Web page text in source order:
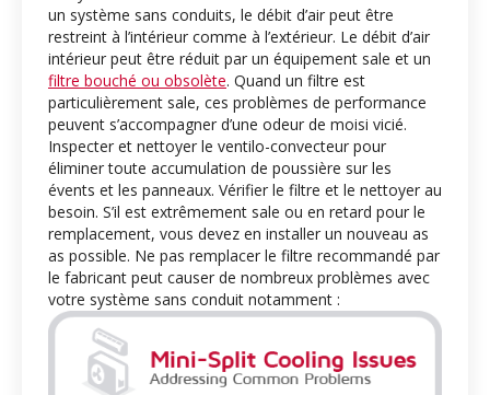
un système sans conduits, le débit d’air peut être
restreint à l’intérieur comme à l’extérieur. Le débit d’air
intérieur peut être réduit par un équipement sale et un
filtre bouché ou obsolète. Quand un filtre est
particulièrement sale, ces problèmes de performance
peuvent s’accompagner d’une odeur de moisi vicié.
Inspecter et nettoyer le ventilo-convecteur pour
éliminer toute accumulation de poussière sur les
évents et les panneaux. Vérifier le filtre et le nettoyer au
besoin. S’il est extrêmement sale ou en retard pour le
remplacement, vous devez en installer un nouveau as
as possible. Ne pas remplacer le filtre recommandé par
le fabricant peut causer de nombreux problèmes avec
votre système sans conduit notamment :